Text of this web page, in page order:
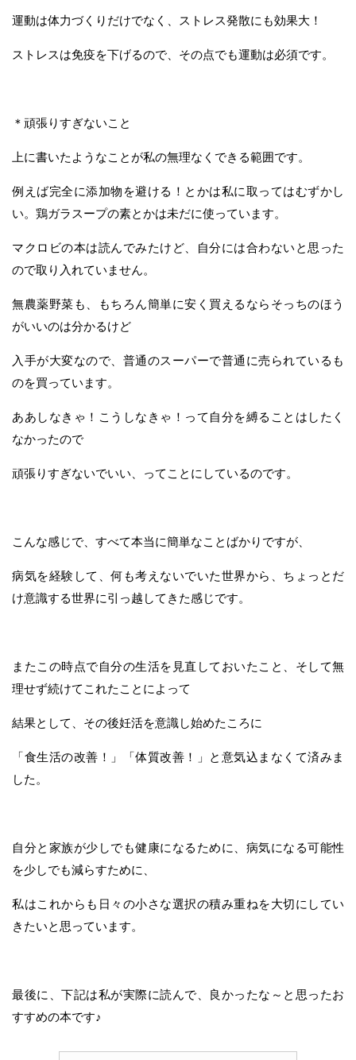
運動は体力づくりだけでなく、ストレス発散にも効果大！
ストレスは免疫を下げるので、その点でも運動は必須です。
＊頑張りすぎないこと
上に書いたようなことが私の無理なくできる範囲です。
例えば完全に添加物を避ける！とかは私に取ってはむずかし
い。鶏ガラスープの素とかは未だに使っています。
マクロビの本は読んでみたけど、自分には合わないと思った
ので取り入れていません。
無農薬野菜も、もちろん簡単に安く買えるならそっちのほう
がいいのは分かるけど
入手が大変なので、普通のスーパーで普通に売られているも
のを買っています。
ああしなきゃ！こうしなきゃ！って自分を縛ることはしたく
なかったので
頑張りすぎないでいい、ってことにしているのです。
こんな感じで、すべて本当に簡単なことばかりですが、
病気を経験して、何も考えないでいた世界から、ちょっとだ
け意識する世界に引っ越してきた感じです。
またこの時点で自分の生活を見直しておいたこと、そして無
理せず続けてこれたことによって
結果として、その後妊活を意識し始めたころに
「食生活の改善！」「体質改善！」と意気込まなくて済みま
した。
自分と家族が少しでも健康になるために、病気になる可能性
を少しでも減らすために、
私はこれからも日々の小さな選択の積み重ねを大切にしてい
きたいと思っています。
最後に、下記は私が実際に読んで、良かったな～と思ったお
すすめの本です♪